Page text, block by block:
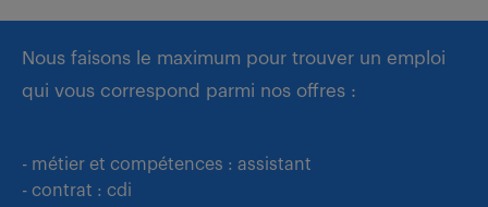
Nous faisons le maximum pour trouver un emploi
qui vous correspond parmi nos offres :
- métier et compétences : assistant
- contrat : cdi